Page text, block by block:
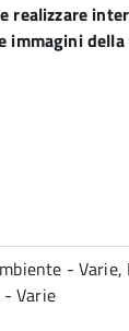
realizzare
immagini
- Varie,
Varie